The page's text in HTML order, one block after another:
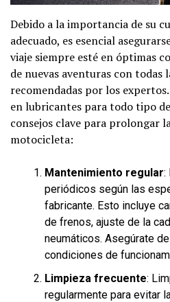
Debido a la importancia de su
adecuado, es esencial
viaje siempre esté en óptimas
de nuevas aventuras con todas
recomendadas por los
en lubricantes para todo tipo
consejos clave para prolongar
motocicleta:
Mantenimiento regular:
periódicos según las
fabricante. Esto incluye
de frenos, ajuste de la
neumáticos. Asegúrate
condiciones de
Limpieza frecuente:
regularmente para evitar